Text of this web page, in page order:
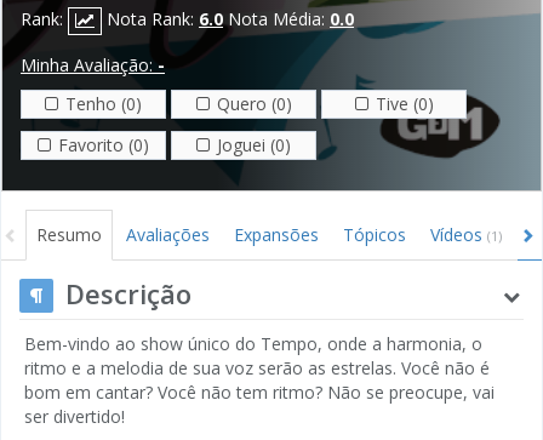
Rank: Nota Rank: 6.0 Nota Média: 0.0
Minha Avaliação: -
Tenho (0)
Quero (0)
Tive (0)
Favorito (0)
Joguei (0)
Resumo Avaliações Expansões Tópicos Vídeos (1)
Descrição
Bem-vindo ao show único do Tempo, onde a harmonia, o
ritmo e a melodia de sua voz serão as estrelas. Você não é
bom em cantar? Você não tem ritmo? Não se preocupe, vai
ser divertido!